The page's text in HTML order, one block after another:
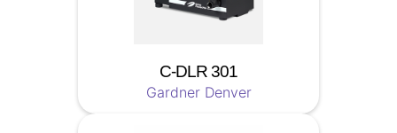
C-DLR 301
Gardner Denver